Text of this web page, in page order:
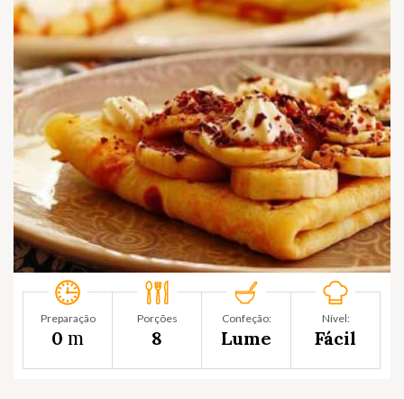
Preparação
0 m
Porções
8
Confeção:
Lume
Nível:
Fácil